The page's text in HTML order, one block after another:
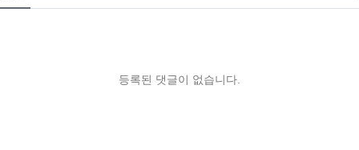
등록된 댓글이 없습니다.